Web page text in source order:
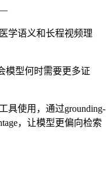
学语义和长程视频理
模型何时需要更多证
具使用，通过grounding-
，让模型更偏向检索